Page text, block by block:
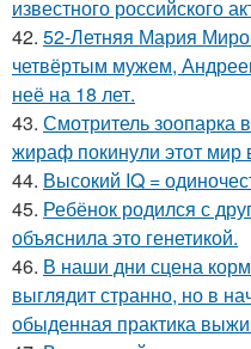
известного российского
42. 52-Летняя Мария
четвёртым мужем,
неё на 18 лет.
43. Смотритель зоопарка
жираф покинули этот мир
44. Высокий IQ =
45. Ребёнок родился с
объяснила это генетикой.
46. В наши дни сцена
выглядит странно, но в
обыденная практика